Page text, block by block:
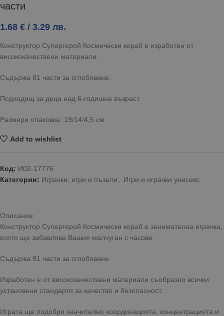
части
1.68 € / 3.29 лв.
Конструктор Супергерой Космически кораб е изработен от
висококачествени материали.
Съдържа 81 части за сглобяване.
Подходящ за деца над 6-годишна възраст.
Размери опаковка: 19/14/4,5 см
Add to wishlist
Код: И02-17776
Категории: Играчки, игри и пъзели Игри и играчки унисекс
Описание
Конструктор Супергерой Космически кораб е занимателна играчка,
която ще забавлява Вашия малчуган с часове.
Съдържа 81 части за сглобяване.
Изработен е от висококачествени материали съобразно всички
установени стандарти за качество и безопасност.
Играта ще подобри значително координацията, концентрацията и